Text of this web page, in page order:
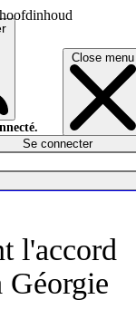
Close menu
Se connecter
l'accord
Géorgie